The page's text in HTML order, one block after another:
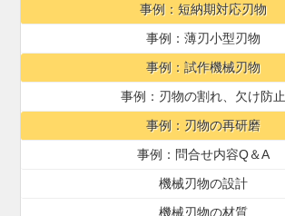
事例：短納期対応刃物
事例：薄刃小型刃物
事例：試作機械刃物
事例：刃物の割れ、欠け防止
事例：刃物の再研磨
事例：問合せ内容Q＆A
機械刃物の設計
機械刃物の材質